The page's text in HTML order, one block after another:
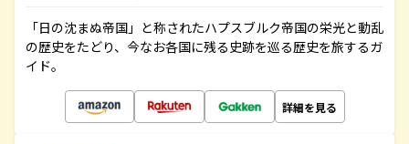
「日の沈まぬ帝国」と称されたハプスブルク帝国の栄光と動乱
の歴史をたどり、今なお各国に残る史跡を巡る歴史を旅するガ
イド。
詳細を見る